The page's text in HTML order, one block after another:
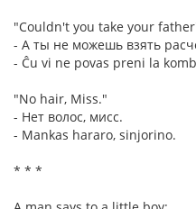
"Couldn't you take your
- А ты не можешь взять
- Ĉu vi ne povas preni la
"No hair, Miss."
- Нет волос, мисс.
- Mankas hararo, sinjorino.
* * *